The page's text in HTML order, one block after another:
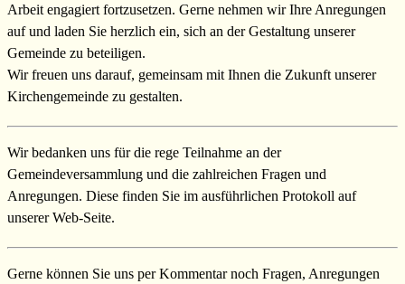
Arbeit engagiert fortzusetzen. Gerne nehmen wir Ihre Anregungen
auf und laden Sie herzlich ein, sich an der Gestaltung unserer
Gemeinde zu beteiligen.
Wir freuen uns darauf, gemeinsam mit Ihnen die Zukunft unserer
Kirchengemeinde zu gestalten.
Wir bedanken uns für die rege Teilnahme an der
Gemeindeversammlung und die zahlreichen Fragen und
Anregungen. Diese finden Sie im ausführlichen Protokoll auf
unserer Web-Seite.
Gerne können Sie uns per Kommentar noch Fragen, Anregungen